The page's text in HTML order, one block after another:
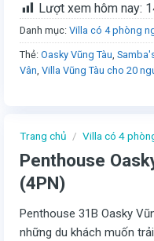
Trang chủ / Villa có 4
Penthouse
(4PN)
Penthouse 31B Oasky
những du khách muốn
Lượt xem hôm nay:
Danh mục: Villa có 4 phòng
Thẻ: Oasky Vũng Tàu,
Vân, Villa Vũng Tàu cho 20